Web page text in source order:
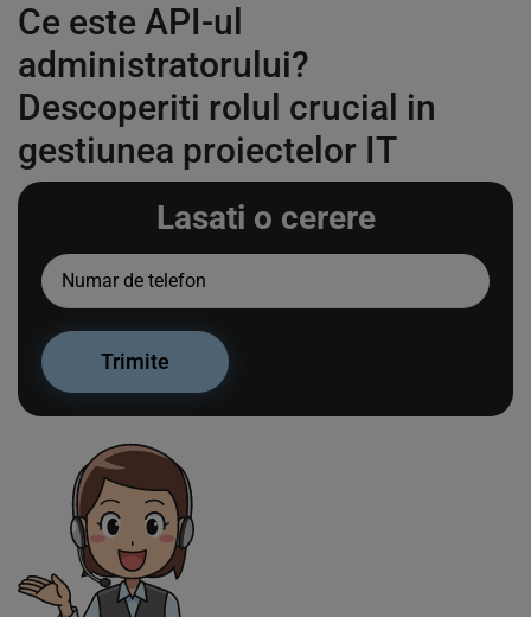
Ce este API-ul
administratorului?
Descoperiti rolul crucial in
gestiunea proiectelor IT
Lasati o cerere